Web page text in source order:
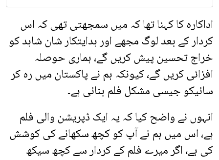
اداکارہ کا کہنا تھا کہ میں سمجھتی تھی کہ اس
کردار کے بعد لوگ مجھے اور ہدایتکار شان شاہد کو
خراج تحسین پیش کریں گے، ہماری حوصلہ
افزائی کریں گے، کیونکہ ہم نے پاکستان میں رہ کر
سائیکو جیسی مشکل فلم بنائی ہے۔
انہوں نے واضح کیا کہ یہ ایک ڈپریشن والی فلم
ہے، اس میں ہم نے آپ کو کچھ سکھانے کی کوشش
کی ہے، اگر میرے فلم کے کردار سے کچھ سیکھ